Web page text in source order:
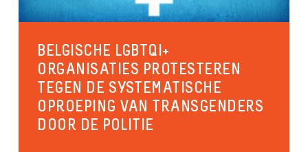
BELGISCHE LGBTQI+
ORGANISATIES PROTESTEREN
TEGEN DE SYSTEMATISCHE
OPROEPING VAN TRANSGENDERS
DOOR DE POLITIE